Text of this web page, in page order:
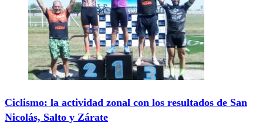
Ciclismo: la actividad zonal con los resultados de San
Nicolás, Salto y Zárate